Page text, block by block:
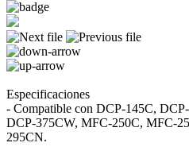
Especificaciones
- Compatible con DCP-145C,
DCP-375CW, MFC-250C, MFC-
295CN.